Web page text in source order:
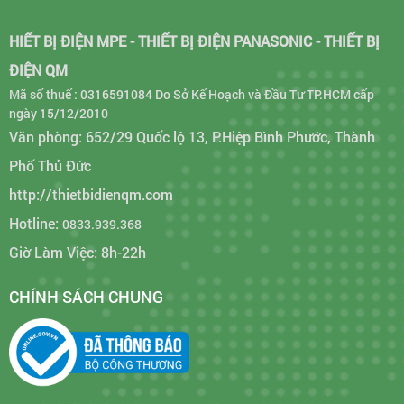
HIẾT BỊ ĐIỆN MPE - THIẾT BỊ ĐIỆN PANASONIC - THIẾT BỊ
ĐIỆN QM
Mã số thuế : 0316591084 Do Sở Kế Hoạch và Đầu Tư TP.HCM cấp
ngày 15/12/2010
Văn phòng: 652/29 Quốc lộ 13, P.Hiệp Bình Phước, Thành
Phố Thủ Đức
http://thietbidienqm.com
Hotline: 0833.939.368
Giờ Làm Việc: 8h-22h
CHÍNH SÁCH CHUNG